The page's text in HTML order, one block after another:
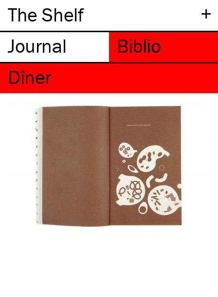
+
The Shelf
Dîner